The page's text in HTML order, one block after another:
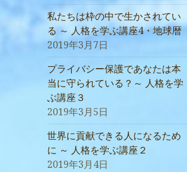
私たちは枠の中で生かされてい
る ～ 人格を学ぶ講座4・地球暦
2019年3月7日
プライバシー保護であなたは本
当に守られている？～ 人格を学
ぶ講座３
2019年3月5日
世界に貢献できる人になるため
に ～ 人格を学ぶ講座２
2019年3月4日